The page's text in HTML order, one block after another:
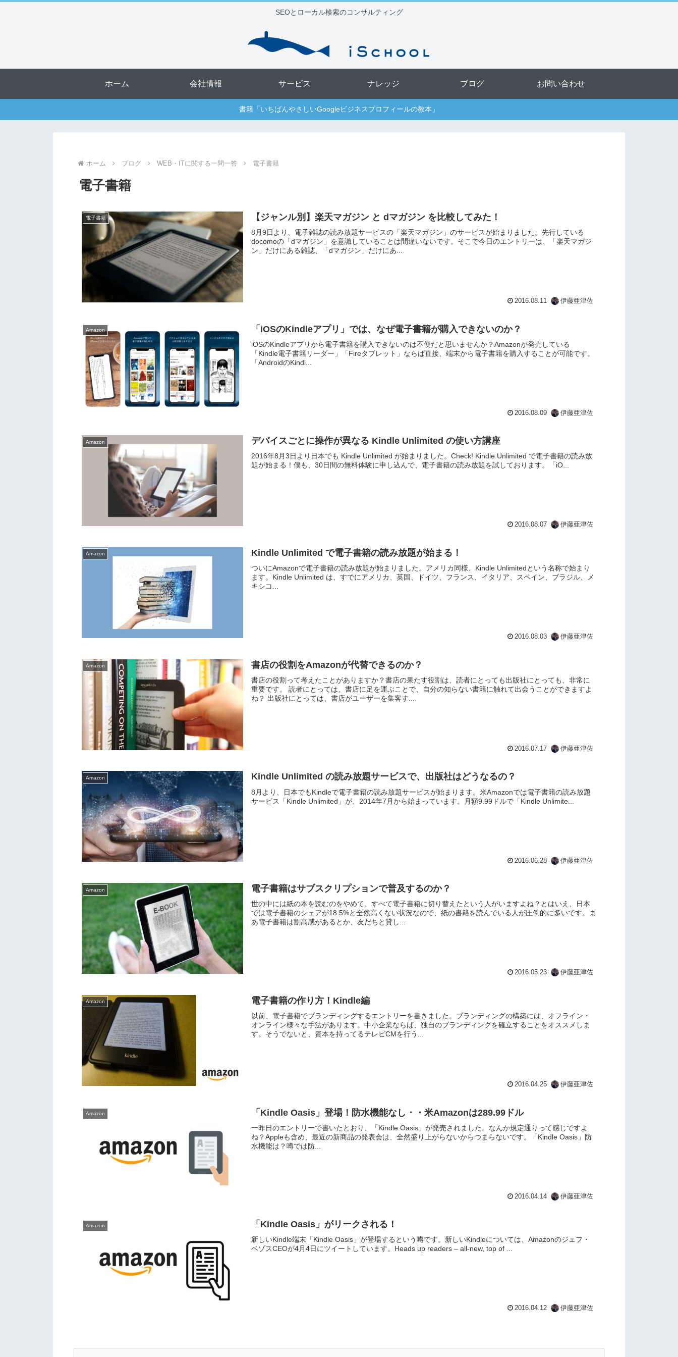
SEOとローカル検索のコンサルティング
ホーム 会社情報 サービス ナレッジ ブログ お問い合わせ
書籍「いちばんやさしいGoogleビジネスプロフィールの教本」
ホーム ブログ WEB・ITに関する一問一答 電子書籍
電子書籍
電子書籍 【ジャンル別】楽天マガジン と dマガジン を比較してみた！
8月9日より、電子雑誌の読み放題サービスの「楽天マガジン」のサービスが始まりました。先行している
docomoの「dマガジン」を意識していることは間違いないです。そこで今日のエントリーは、「楽天マガジ
ン」だけにある雑誌、「dマガジン」だけにあ...
2016.08.11 伊藤亜津佐
Amazon 「iOSのKindleアプリ」では、なぜ電子書籍が購入できないのか？
iOSのKindleアプリから電子書籍を購入できないのは不便だと思いませんか？Amazonが発売している
「Kindle電子書籍リーダー」「Fireタブレット」ならば直接、端末から電子書籍を購入することが可能です。
「AndroidのKindl...
2016.08.09 伊藤亜津佐
Amazon デバイスごとに操作が異なる Kindle Unlimited の使い方講座
2016年8月3日より日本でも Kindle Unlimited が始まりました。Check! Kindle Unlimited で電子書籍の読み放
題が始まる！僕も、30日間の無料体験に申し込んで、電子書籍の読み放題を試しております。「iO...
2016.08.07 伊藤亜津佐
Amazon Kindle Unlimited で電子書籍の読み放題が始まる！
ついにAmazonで電子書籍の読み放題が始まりました。アメリカ同様、Kindle Unlimitedという名称で始まり
ます。Kindle Unlimited は、すでにアメリカ、英国、ドイツ、フランス、イタリア、スペイン、ブラジル、メ
キシコ...
2016.08.03 伊藤亜津佐
Amazon 書店の役割をAmazonが代替できるのか？
書店の役割って考えたことがありますか？書店の果たす役割は、読者にとっても出版社にとっても、非常に
重要です。 読者にとっては、書店に足を運ぶことで、自分の知らない書籍に触れて出会うことができますよ
ね？ 出版社にとっては、書店がユーザーを集客す...
2016.07.17 伊藤亜津佐
Amazon Kindle Unlimited の読み放題サービスで、出版社はどうなるの？
8月より、日本でもKindleで電子書籍の読み放題サービスが始まります。米Amazonでは電子書籍の読み放題
サービス「Kindle Unlimited」が、2014年7月から始まっています。月額9.99ドルで「Kindle Unlimite...
2016.06.28 伊藤亜津佐
Amazon 電子書籍はサブスクリプションで普及するのか？
世の中には紙の本を読むのをやめて、すべて電子書籍に切り替えたという人がいますよね？とはいえ、日本
では電子書籍のシェアが18.5%と全然高くない状況なので、紙の書籍を読んでいる人が圧倒的に多いです。ま
あ電子書籍は割高感があるとか、友だちと貸し...
2016.05.23 伊藤亜津佐
Amazon 電子書籍の作り方！Kindle編
以前、電子書籍でブランディングするエントリーを書きました。ブランディングの構築には、オフライン・
オンライン様々な手法があります。中小企業ならば、独自のブランディングを確立することをオススメしま
す。そうでないと、資本を持ってるテレビCMを行う...
2016.04.25 伊藤亜津佐
Amazon 「Kindle Oasis」登場！防水機能なし・・米Amazonは289.99ドル
一昨日のエントリーで書いたとおり、「Kindle Oasis」が発売されました。なんか規定通りって感じですよ
ね？Appleも含め、最近の新商品の発表会は、全然盛り上がらないからつまらないです。「Kindle Oasis」防
水機能は？噂では防...
2016.04.14 伊藤亜津佐
Amazon 「Kindle Oasis」がリークされる！
新しいKindle端末「Kindle Oasis」が登場するという噂です。新しいKindleについては、Amazonのジェフ・
ベゾスCEOが4月4日にツイートしています。Heads up readers – all-new, top of ...
2016.04.12 伊藤亜津佐